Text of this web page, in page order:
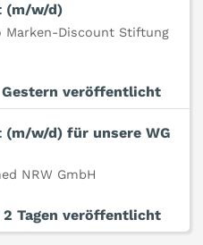
(m/w/d)
Marken-Discount Stiftung
Gestern veröffentlicht
(m/w/d) für unsere WG
NRW GmbH
2 Tagen veröffentlicht